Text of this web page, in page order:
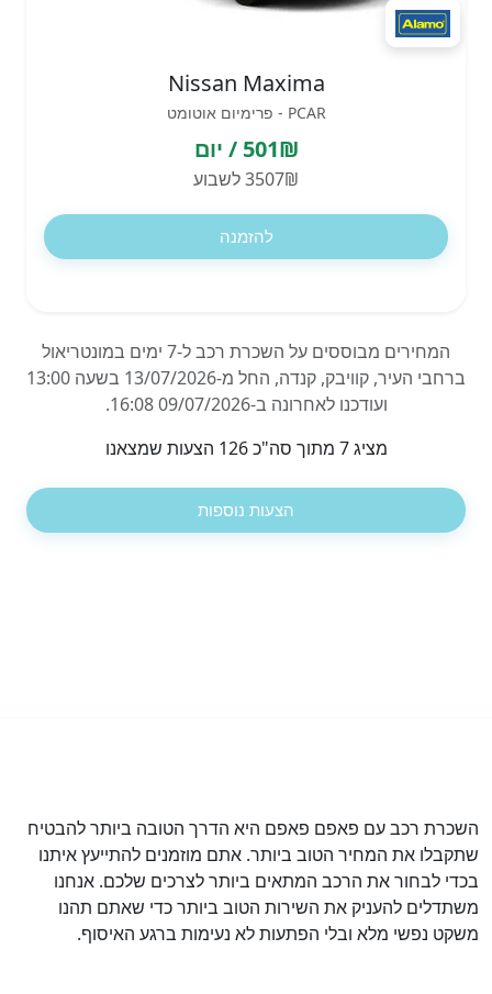
Nissan Maxima
PCAR - פרימיום אוטומט
501₪ / יום
3507₪ לשבוע
להזמנה
המחירים מבוססים על השכרת רכב ל-7 ימים במונטריאול
ברחבי העיר, קוויבק, קנדה, החל מ-13/07/2026 בשעה 13:00
ועודכנו לאחרונה ב-09/07/2026 16:08.
מציג 7 מתוך סה"כ 126 הצעות שמצאנו
הצעות נוספות
השכרת רכב עם פאפם פאפם היא הדרך הטובה ביותר להבטיח
שתקבלו את המחיר הטוב ביותר. אתם מוזמנים להתייעץ איתנו
בכדי לבחור את הרכב המתאים ביותר לצרכים שלכם. אנחנו
משתדלים להעניק את השירות הטוב ביותר כדי שאתם תהנו
משקט נפשי מלא ובלי הפתעות לא נעימות ברגע האיסוף.